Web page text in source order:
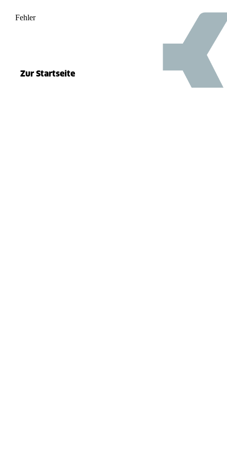
Fehler 500
Zur Startseite